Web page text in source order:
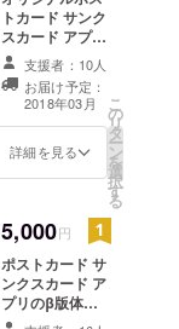
長崎のお
しゃれなカ
フェをアプ
リを通して
紹介し、若
良さを発信
す。
トカード サンク
スカード アプリ
のβ版体験 長崎
の大学生がおす
すめするカフェ
10選
支援者：10人
お届け予定：
2018年03月
詳細を見る
こ
の
リ
タ
ー
ン
を
選
択
す
る
5,000円
ポストカード サ
ンクスカード ア
プリのβ版体験
長崎の大学生が